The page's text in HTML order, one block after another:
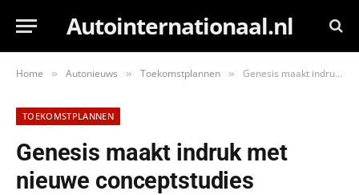
Autointernationaal.nl
Home » Autonieuws » Toekomstplannen » Genesis maakt indruk met nieuwe conceptstudies
TOEKOMSTPLANNEN
Genesis maakt indruk met
nieuwe conceptstudies